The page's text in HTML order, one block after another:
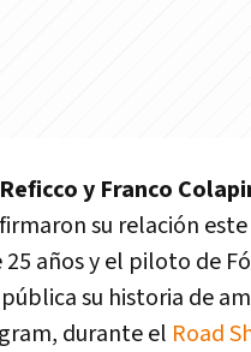
y Franco
su relación este
25 años y el piloto de
su historia de
durante el Road